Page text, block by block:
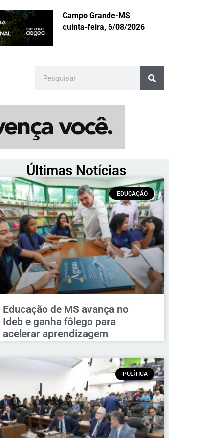
Campo Grande-MS
quinta-feira, 6/08/2026
Últimas Notícias
EDUCAÇÃO
Educação de MS avança no
Ideb e ganha fôlego para
acelerar aprendizagem
POLÍTICA